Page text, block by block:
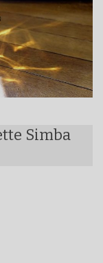
Simba